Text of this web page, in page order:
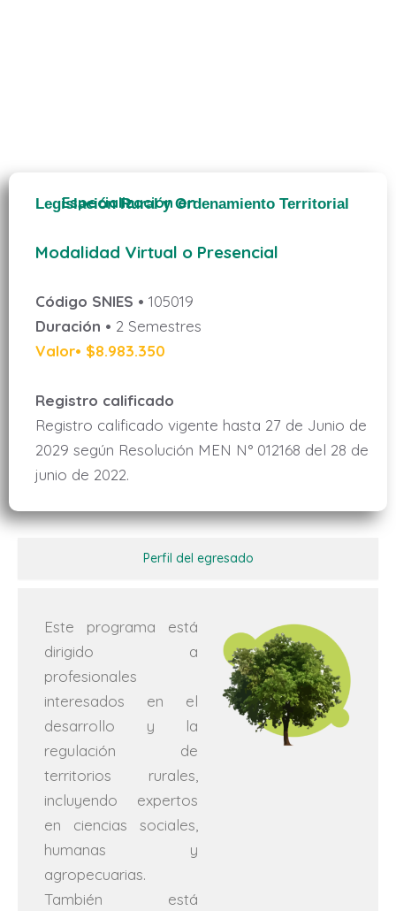
Especialización en
Legislación Rural y Ordenamiento Territorial
Modalidad Virtual o Presencial
Código SNIES • 105019
Duración • 2 Semestres
Valor• $8.983.350
Registro calificado
Registro calificado vigente hasta 27 de Junio de
2029 según Resolución MEN N° 012168 del 28 de
junio de 2022.
Perfil del egresado
Este programa está
dirigido a
profesionales
interesados en el
desarrollo y la
regulación de
territorios rurales,
incluyendo expertos
en ciencias sociales,
humanas y
agropecuarias.
También está